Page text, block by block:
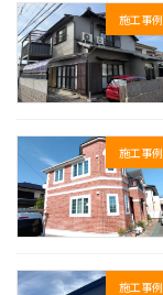
施工事例
施工事例
施工事例